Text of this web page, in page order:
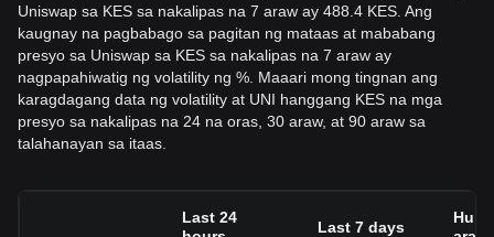
Uniswap sa KES sa nakalipas na 7 araw ay 488.4 KES. Ang
kaugnay na pagbabago sa pagitan ng mataas at mababang
presyo sa Uniswap sa KES sa nakalipas na 7 araw ay
nagpapahiwatig ng volatility ng %. Maaari mong tingnan ang
karagdagang data ng volatility at UNI hanggang KES na mga
presyo sa nakalipas na 24 na oras, 30 araw, at 90 araw sa
talahanayan sa itaas.
Last 24
Last 7 days